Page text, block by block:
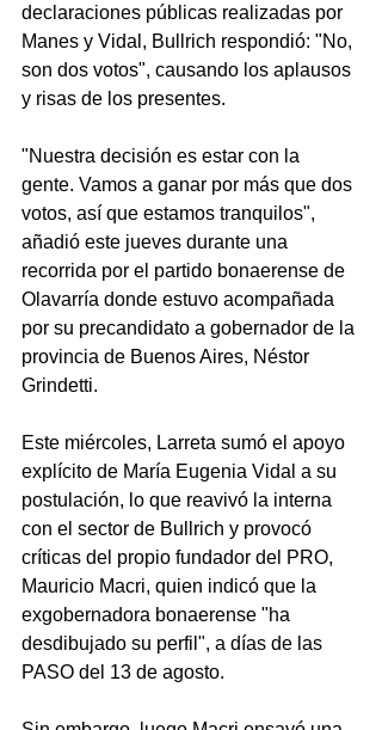
declaraciones públicas realizadas por
Manes y Vidal, Bullrich respondió: "No,
son dos votos", causando los aplausos
y risas de los presentes.
"Nuestra decisión es estar con la
gente. Vamos a ganar por más que dos
votos, así que estamos tranquilos",
añadió este jueves durante una
recorrida por el partido bonaerense de
Olavarría donde estuvo acompañada
por su precandidato a gobernador de la
provincia de Buenos Aires, Néstor
Grindetti.
Este miércoles, Larreta sumó el apoyo
explícito de María Eugenia Vidal a su
postulación, lo que reavivó la interna
con el sector de Bullrich y provocó
críticas del propio fundador del PRO,
Mauricio Macri, quien indicó que la
exgobernadora bonaerense "ha
desdibujado su perfil", a días de las
PASO del 13 de agosto.